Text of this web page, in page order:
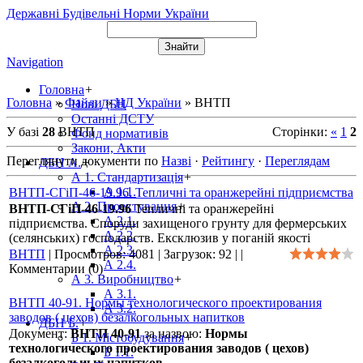
Державні Будівельні Норми України
Navigation
Головна+
Нові ДБН
Останні ДСТУ
Фонд нормативів
Закони, Акти
ДБН А.+
А 1. Стандартизація+
А 1.1.
А 2. Проектування+
А 2.1.
А 2.2.
А 2.3.
А 2.4.
А 3. Виробництво+
А 3.1.
А 3.2.
ДБН Б.+
Б 1. Містобудування+
Б 1.1.
Головна »Файли»НД України » ВНТП
У базі 28ВНТП Сторінки: « 1 2
Переглянути документи по Назві · Рейтингу · Переглядам
ВНТП-СГіП-46-19.96. Тепличні та оранжерейні підприємства
ВНТП-СГіП-46-19.96Тепличні та оранжерейні
підприємства. Споруди захищеного грунту для фермерських
(селянських) господарств. Ексклюзив у поганій якості
ВНТП | Просмотров: 4081 | Загрузок: 92 | |
Комментарии (0)
ВНТП 40-91. Нормы технологического проектирования
заводов ( цехов) безалкогольных напитков
Документ:ВНТП 40-91за назвою: Нормы
технологического проектирования заводов ( цехов)